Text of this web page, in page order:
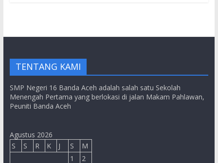
TENTANG KAMI
SMP Negeri 16 Banda Aceh adalah salah satu Sekolah
Menengah Pertama yang berlokasi di jalan Makam Pahlawan,
Peuniti Banda Aceh
Agustus 2026
S
S R K J S
M
1
2